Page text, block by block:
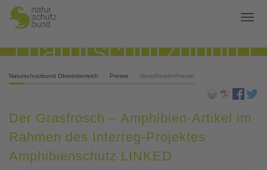
Naturschutzbund Oberösterreich Presse NewsReaderPresse
Der Grasfrosch – Amphibien-Artikel im
Rahmen des Interreg-Projektes
Amphibienschutz LINKED